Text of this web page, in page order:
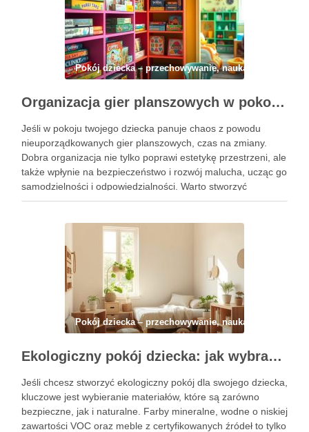
Pokój dziecka – przechowywanie, nauka i codzienny
Organizacja gier planszowych w pokoju dziecka: jak połączyć porządek, bezpieczeństwo i rozwój na co dzień
Jeśli w pokoju twojego dziecka panuje chaos z powodu
nieuporządkowanych gier planszowych, czas na zmiany.
Dobra organizacja nie tylko poprawi estetykę przestrzeni, ale
także wpłynie na bezpieczeństwo i rozwój malucha, ucząc go
samodzielności i odpowiedzialności. Warto stworzyć
funkcjonalne miejsce do przechowywania gier, które będzie
Pokój dziecka – przechowywanie, nauka i codzienny
Ekologiczny pokój dziecka: jak wybrać bezpieczne i naturalne materiały do zdrowej przestrzeni
Jeśli chcesz stworzyć ekologiczny pokój dla swojego dziecka,
kluczowe jest wybieranie materiałów, które są zarówno
bezpieczne, jak i naturalne. Farby mineralne, wodne o niskiej
zawartości VOC oraz meble z certyfikowanych źródeł to tylko